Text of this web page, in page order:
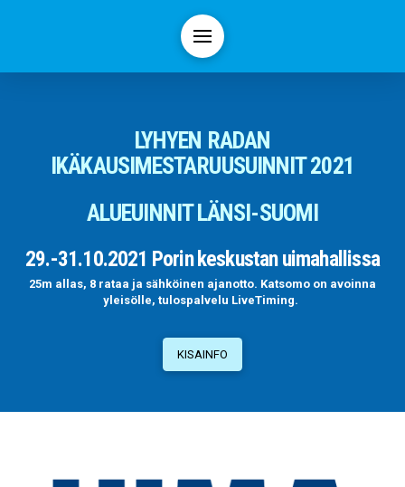
LYHYEN RADAN
IKÄKAUSIMESTARUUSUINNIT 2021
ALUEUINNIT LÄNSI-SUOMI
29.-31.10.2021 Porin keskustan uimahallissa
25m allas, 8 rataa ja sähköinen ajanotto. Katsomo on avoinna
yleisölle, tulospalvelu LiveTiming.
KISAINFO